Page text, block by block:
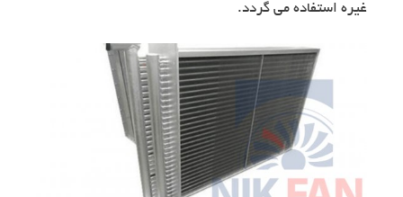
غیره استفاده می گردد.